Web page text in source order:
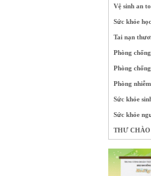
Vệ sinh an
Sức khỏe
Tai nạn
Phòng
Phòng
Phòng
Sức khỏe
Sức khỏe
THƯ